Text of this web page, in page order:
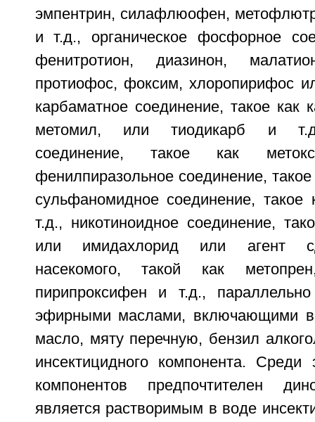
эмпентрин, силафлюофен,
и т.д., органическое фосфорное
фенитротион, диазинон,
протиофос, фоксим, хлоропирифос
карбаматное соединение, такое как
метомил, или тиодикарб и
соединение, такое как
фенилпиразольное соединение,
сульфаномидное соединение,
т.д., никотиноидное соединение,
или имидахлорид или агент
насекомого, такой как
пирипроксифен и т.д.,
эфирными маслами, включающими в
масло, мяту перечную, бензил
инсектицидного компонента. Среди
компонентов предпочтителен
является растворимым в воде